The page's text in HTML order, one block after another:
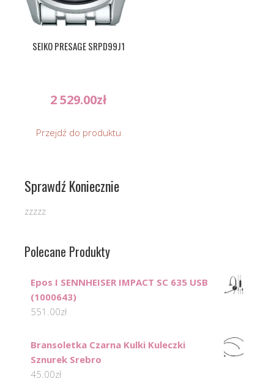
SEIKO PRESAGE SRPD99J1
2 529.00zł
Przejdź do produktu
Sprawdź Koniecznie
zzzzz
Polecane Produkty
Epos I SENNHEISER IMPACT SC 635 USB
(1000643)
551.00zł
Bransoletka Czarna Kulki Kuleczki
Sznurek Srebro
45.00zł